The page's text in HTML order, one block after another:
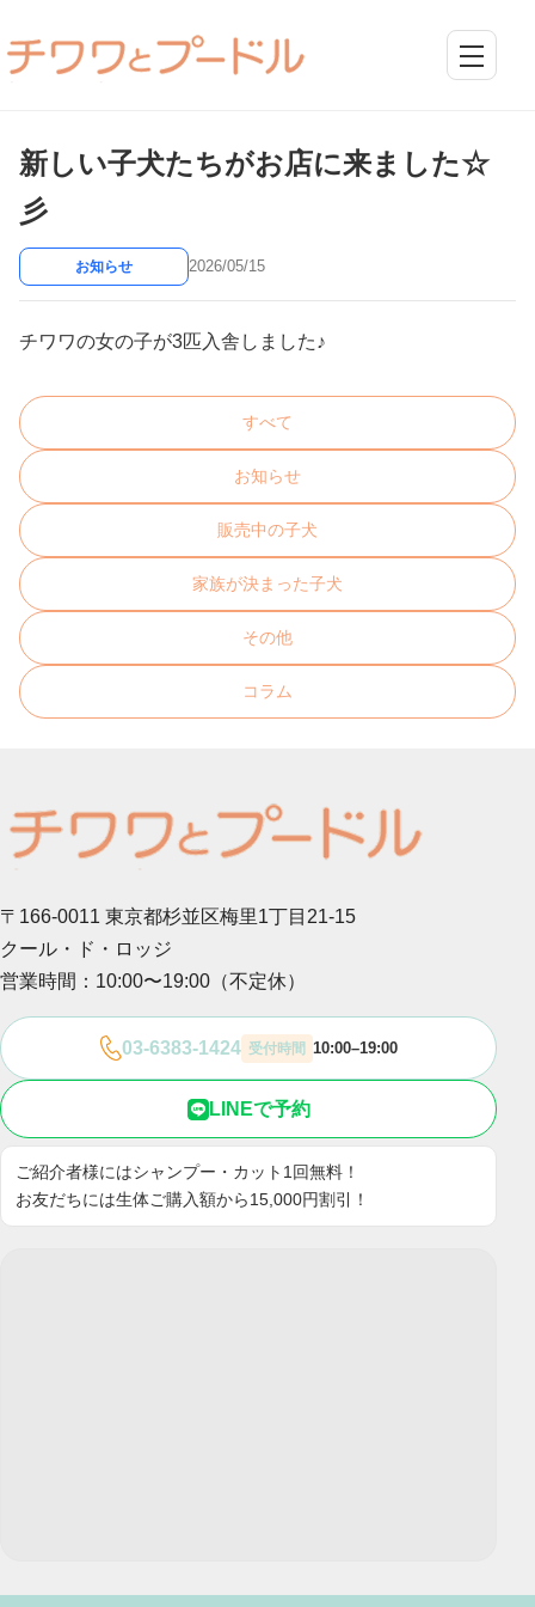
新しい子犬たちがお店に来ました☆
彡
お知らせ 2026/05/15
チワワの女の子が3匹入舎しました♪
すべて
お知らせ
販売中の子犬
家族が決まった子犬
その他
コラム
〒166-0011 東京都杉並区梅里1丁目21-15
クール・ド・ロッジ
営業時間：10:00〜19:00（不定休）
03-6383-1424 受付時間 10:00–19:00
LINEで予約
ご紹介者様にはシャンプー・カット1回無料！
お友だちには生体ご購入額から15,000円割引！